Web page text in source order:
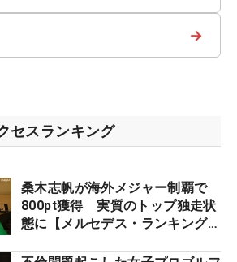
→
セスランキング
桑木志帆が海外メジャー制覇で
800pt獲得 実質のトップ独走状
態に【メルセデス・ランキング番